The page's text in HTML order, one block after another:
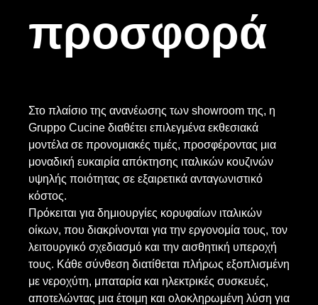
προσφορά
Στο πλαίσιο της ανανέωσης των showroom της, η
Gruppo Cucine διαθέτει επιλεγμένα εκθεσιακά
μοντέλα σε προνομιακές τιμές, προσφέροντας μια
μοναδική ευκαιρία απόκτησης ιταλικών κουζινών
υψηλής ποιότητας σε εξαιρετικά ανταγωνιστικό
κόστος.
Πρόκειται για δημιουργίες κορυφαίων ιταλικών
οίκων, που διακρίνονται για την εργονομία τους, τον
λειτουργικό σχεδιασμό και την αισθητική υπεροχή
τους. Κάθε σύνθεση διατίθεται πλήρως εξοπλισμένη
με νεροχύτη, μπαταρία και ηλεκτρικές συσκευές,
αποτελώντας μια έτοιμη και ολοκληρωμένη λύση για